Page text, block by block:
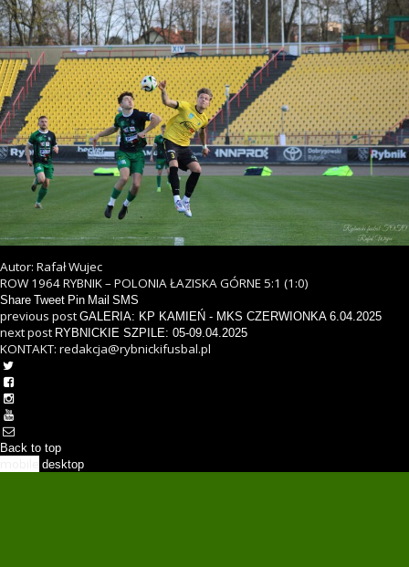
Autor: Rafał Wujec
ROW 1964 RYBNIK – POLONIA ŁAZISKA GÓRNE 5:1 (1:0)
Share Tweet Pin Mail SMS
previous postGALERIA: KP KAMIEŃ - MKS CZERWIONKA 6.04.2025
next post RYBNICKIE SZPILE: 05-09.04.2025
KONTAKT: redakcja@rybnickifusbal.pl
Back to top
desktop